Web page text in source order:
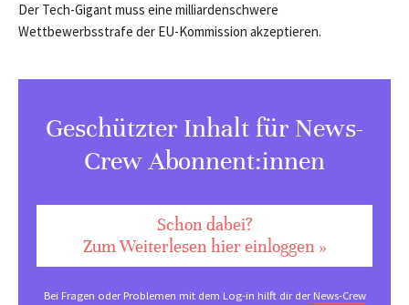
Der Tech-Gigant muss eine milliardenschwere
Wettbewerbsstrafe der EU-Kommission akzeptieren.
Geschützter Inhalt für News-
Crew Abonnent:innen
Schon dabei?
Zum Weiterlesen hier einloggen »
Bei Fragen oder Problemen mit dem Log-in hilft dir derNews-Crew